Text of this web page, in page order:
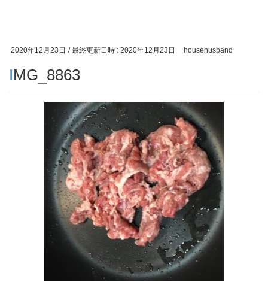
2020年12月23日 / 最終更新日時 : 2020年12月23日 househusband
IMG_8863